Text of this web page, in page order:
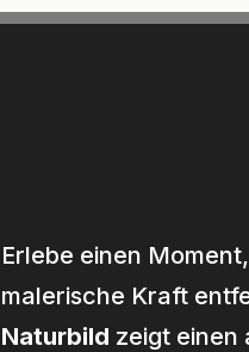
Erlebe einen
malerische Kraft
Naturbild zeigt einen